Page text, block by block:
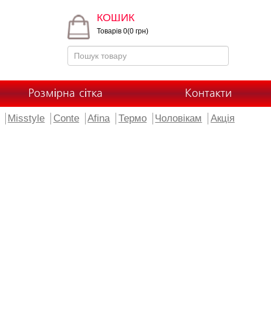
КОШИК
Товарів 0(0 грн)
Розмірна сітка Контакти
Misstyle Conte Afina Термо Чоловікам Акція